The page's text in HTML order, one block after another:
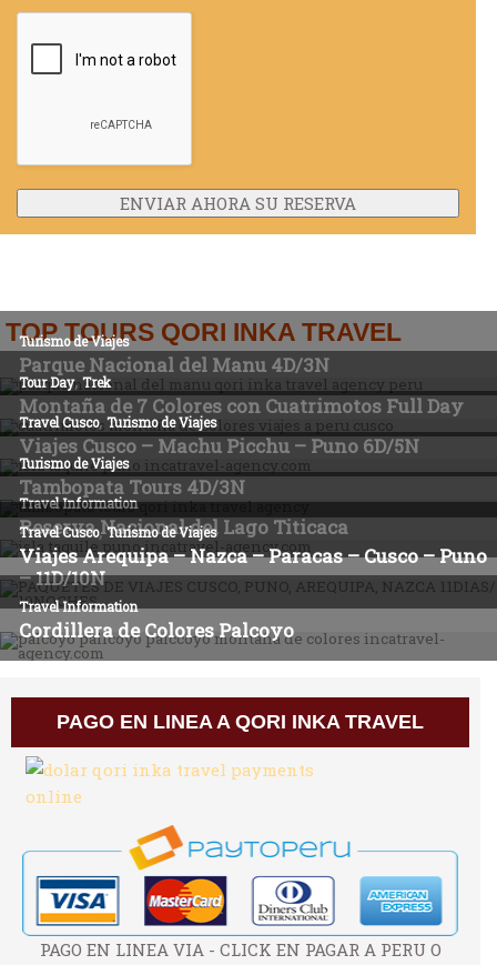
TOP TOURS QORI INKA TRAVEL
PAGO EN LINEA A QORI INKA TRAVEL
PAGO EN LINEA VIA - CLICK EN PAGAR A PERU O